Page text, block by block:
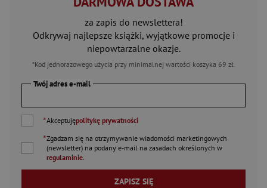
za zapis do newslettera!
Odkrywaj najlepsze książki, wyjątkowe promocje i
niepowtarzalne okazje.
*Kod jednorazowego użycia przy minimalnej wartości koszyka 69 zł.
Twój adres e-mail
*Akceptujępolitykę prywatności
*Zgadzam się na otrzymywanie wiadomości marketingowych
(newsletter) na podany e-mail na zasadach określonych w
regulaminie.
ZAPISZ SIĘ